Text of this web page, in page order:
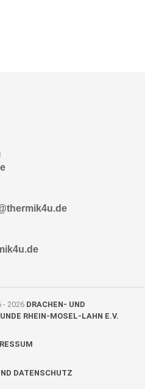
- 2026 DRACHEN- UND
RHEIN-MOSEL-LAHN E.V.
DATENSCHUTZ